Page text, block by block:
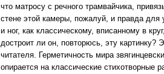
что матросу с речного трамвайчика,
стене этой камеры, пожалуй, и правда для
и ног, как классическому, вписанному в
достроит ли он, повторюсь, эту картинку?
читателя. Герметичность мира
опирается на классические стихотворные